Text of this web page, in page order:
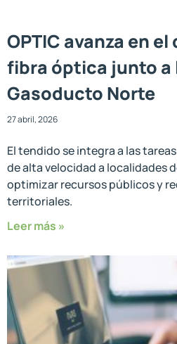
OPTIC avanza en
fibra óptica junto a
Gasoducto Norte
27 abril, 2026
El tendido se integra a las
de alta velocidad a localidades
optimizar recursos públicos y
territoriales.
Leer más »